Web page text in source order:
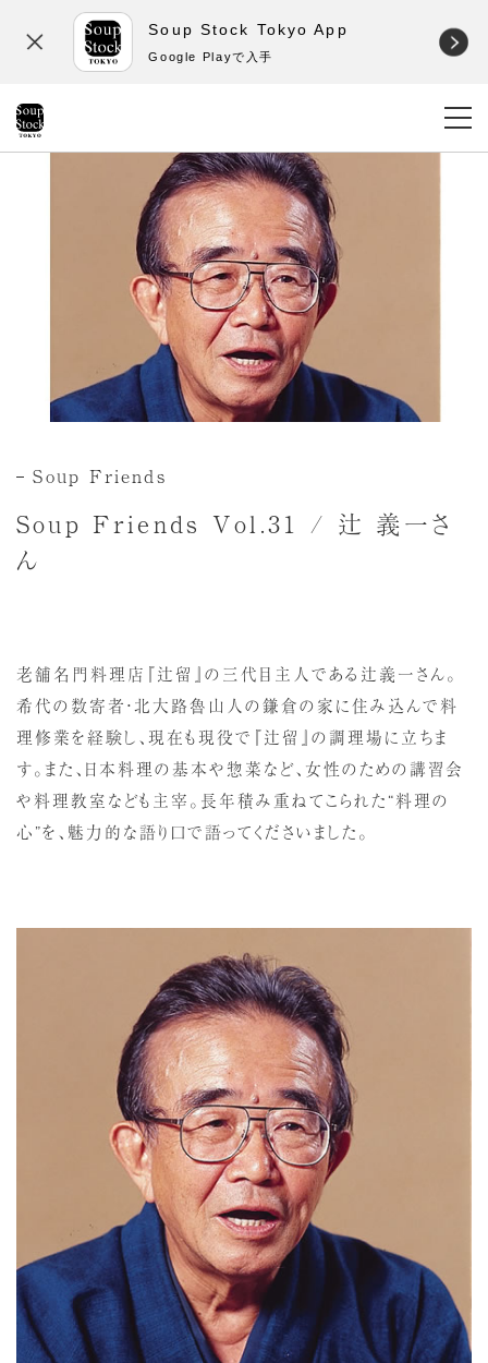
Soup Stock Tokyo App
Google Playで入手
Soup Friends
Soup Friends Vol.31 / 辻 義一さ
ん
老舗名門料理店『辻留』の三代目主人である辻義一さん。
希代の数寄者・北大路魯山人の鎌倉の家に住み込んで料
理修業を経験し、現在も現役で『辻留』の調理場に立ちま
す。また、日本料理の基本や惣菜など、女性のための講習会
や料理教室なども主宰。長年積み重ねてこられた“料理の
心”を、魅力的な語り口で語ってくださいました。